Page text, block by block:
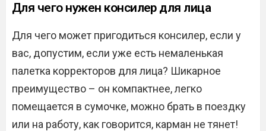
Для чего нужен консилер для лица
Для чего может пригодиться консилер, если у
вас, допустим, если уже есть немаленькая
палетка корректоров для лица? Шикарное
преимущество – он компактнее, легко
помещается в сумочке, можно брать в поездку
или на работу, как говорится, карман не тянет!